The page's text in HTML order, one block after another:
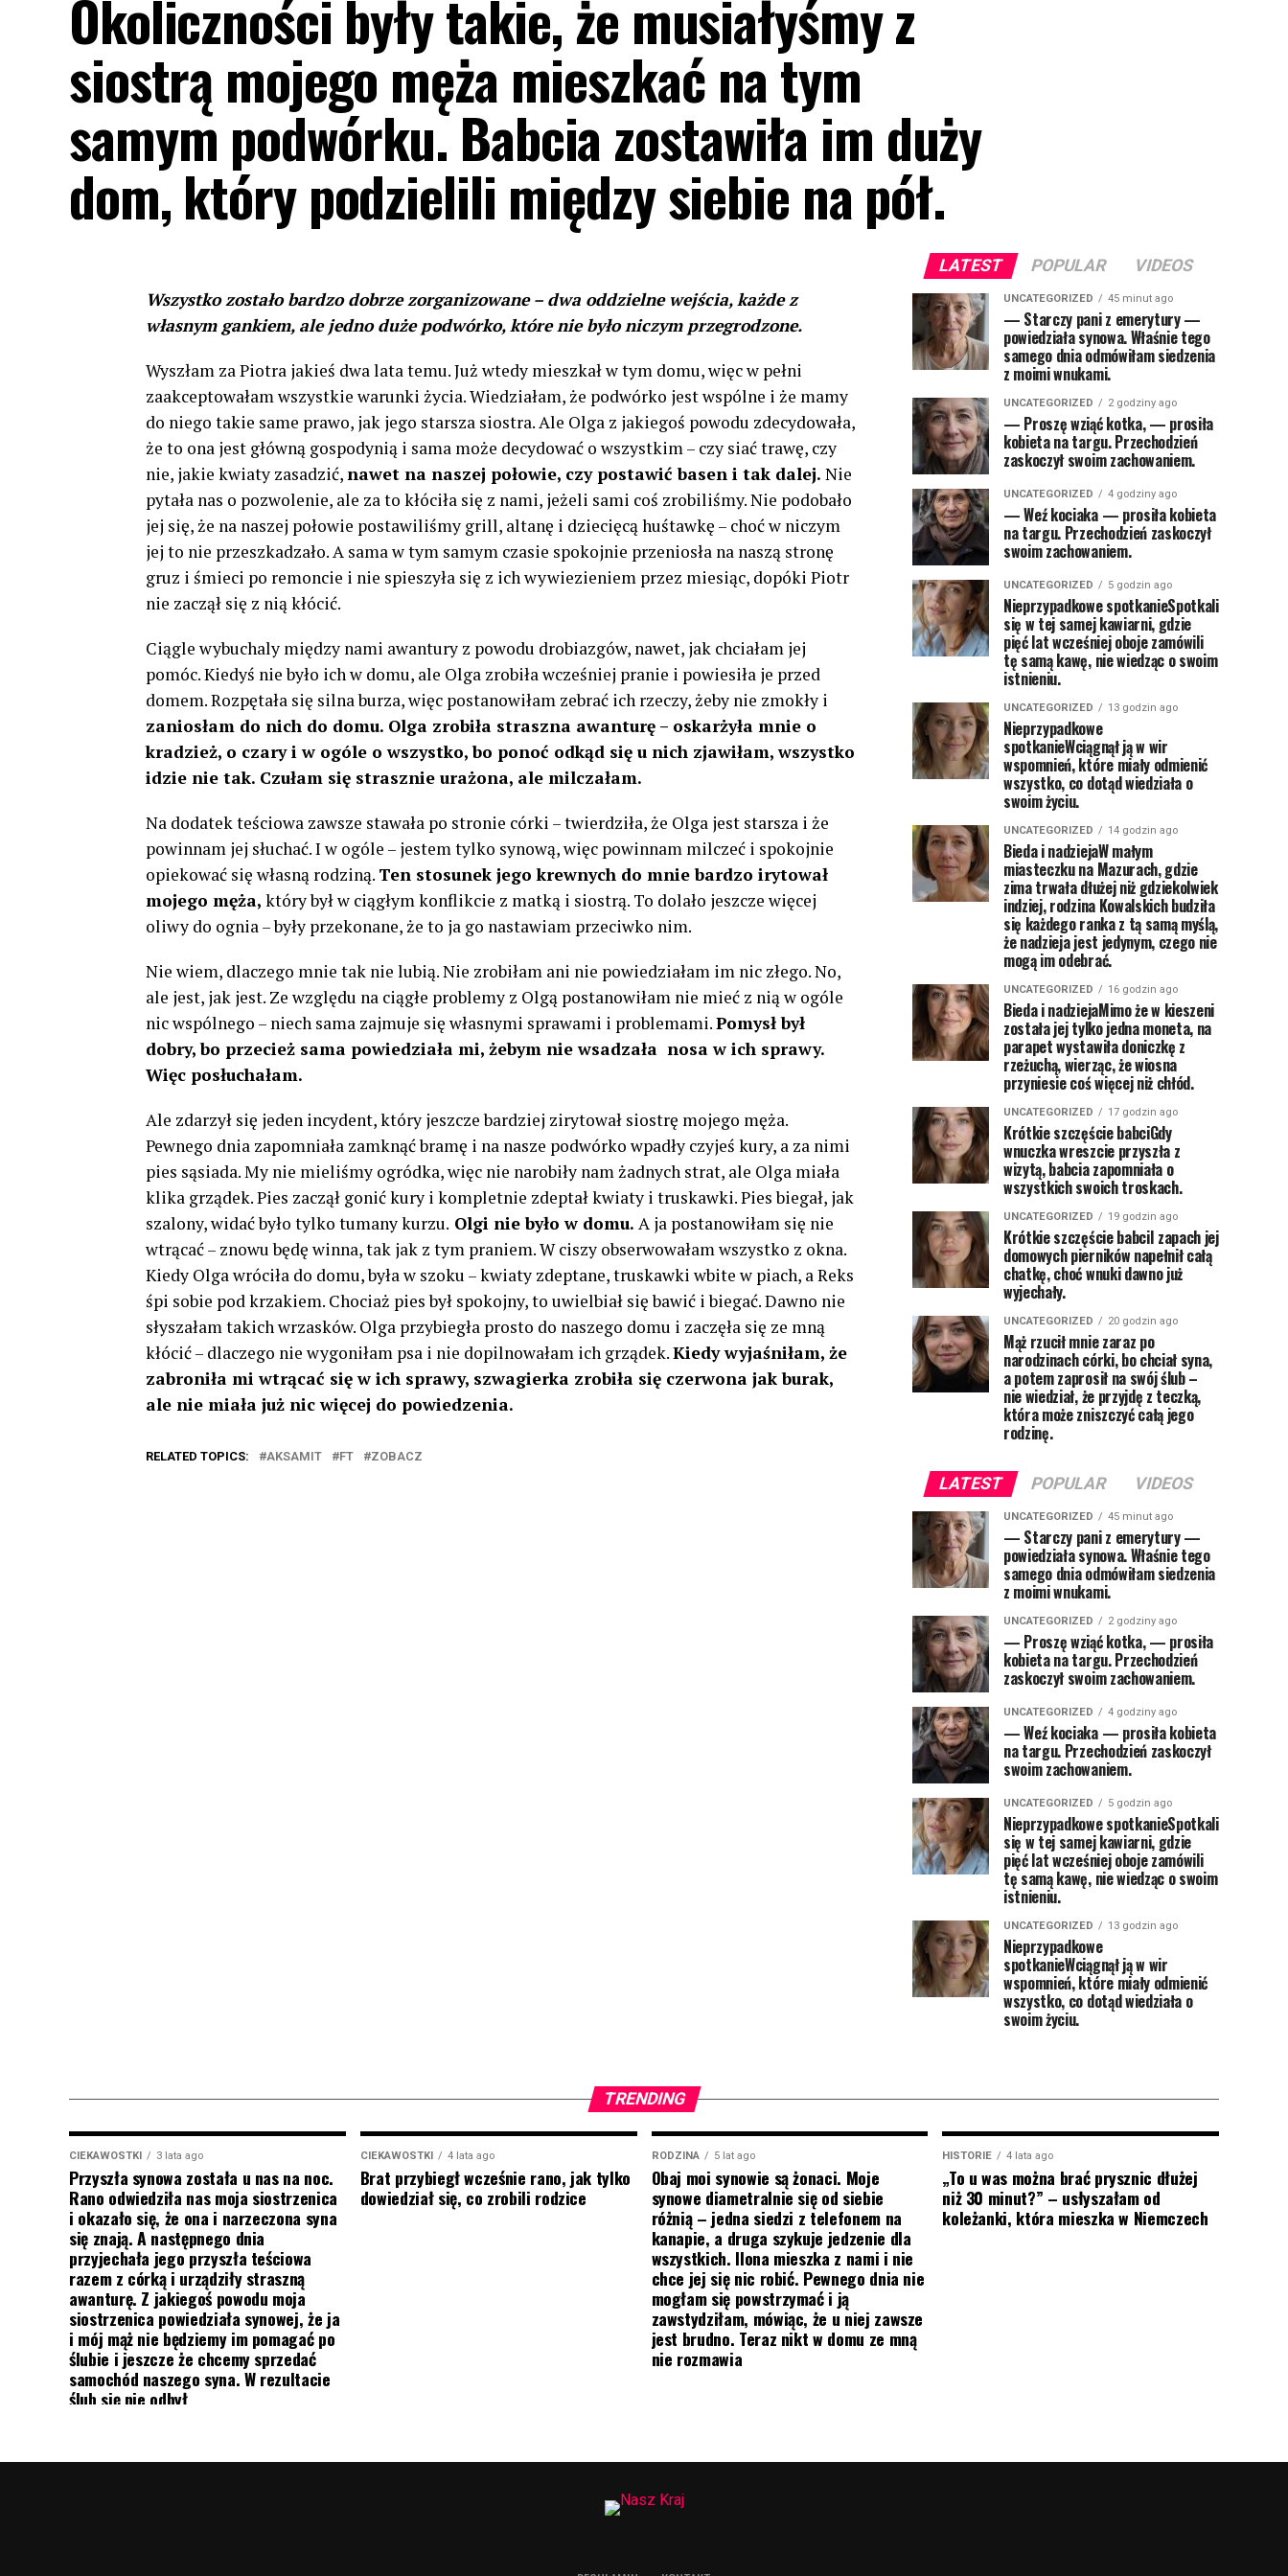
Okoliczności były takie, że musiałyśmy z
siostrą mojego męża mieszkać na tym
samym podwórku. Babcia zostawiła im duży
dom, który podzielili między siebie na pół.
Wszystko zostało bardzo dobrze zorganizowane – dwa oddzielne wejścia, każde z
własnym gankiem, ale jedno duże podwórko, które nie było niczym przegrodzone.
Wyszłam za Piotra jakieś dwa lata temu. Już wtedy mieszkał w tym domu, więc w pełni
zaakceptowałam wszystkie warunki życia. Wiedziałam, że podwórko jest wspólne i że mamy
do niego takie same prawo, jak jego starsza siostra. Ale Olga z jakiegoś powodu zdecydowała,
że to ona ​​jest główną gospodynią i sama może decydować o wszystkim – czy siać trawę, czy
nie, jakie kwiaty zasadzić,nawet na naszej połowie, czy postawić basen i tak dalej. Nie
pytała nas o pozwolenie, ale za to kłóciła się z nami, jeżeli sami coś zrobiliśmy. Nie podobało
jej się, że na naszej połowie postawiliśmy grill, altanę i dziecięcą huśtawkę – choć w niczym
jej to nie przeszkadzało. A sama w tym samym czasie spokojnie przeniosła na naszą stronę
gruz i śmieci po remoncie i nie spieszyła się z ich wywiezieniem przez miesiąc, dopóki Piotr
nie zaczął się z nią kłócić.
Ciągle wybuchaly między nami awantury z powodu drobiazgów, nawet, jak chciałam jej
pomóc. Kiedyś nie było ich w domu, ale Olga zrobiła wcześniej pranie i powiesiła je przed
domem. Rozpętała się silna burza, więc postanowiłam zebrać ich rzeczy, żeby nie zmokły i
zaniosłam do nich do domu. Olga zrobiła straszna awanturę – oskarżyła mnie o
kradzież, o czary i w ogóle o wszystko, bo ponoć odkąd się u nich zjawiłam, wszystko
idzie nie tak. Czułam się strasznie urażona, ale milczałam.
Na dodatek teściowa zawsze stawała po stronie córki – twierdziła, że ​​Olga jest starsza i że
powinnam jej słuchać. I w ogóle – jestem tylko synową, więc powinnam milczeć i spokojnie
opiekować się własną rodziną. Ten stosunek jego krewnych do mnie bardzo irytował
mojego męża, który był w ciągłym konflikcie z matką i siostrą. To dolało jeszcze więcej
oliwy do ognia – były przekonane, że to ja go nastawiam przeciwko nim.
Nie wiem, dlaczego mnie tak nie lubią. Nie zrobiłam ani nie powiedziałam im nic złego. No,
ale jest, jak jest. Ze względu na ciągłe problemy z Olgą postanowiłam nie mieć z nią w ogóle
nic wspólnego – niech sama zajmuje się własnymi sprawami i problemami.Pomysł był
dobry, bo przecież sama powiedziała mi, żebym nie wsadzała nosa w ich sprawy.
Więc posłuchałam.
Ale zdarzył się jeden incydent, który jeszcze bardziej zirytował siostrę mojego męża.
Pewnego dnia zapomniała zamknąć bramę i na nasze podwórko wpadły czyjeś kury, a za nimi
pies sąsiada. My nie mieliśmy ogródka, więc nie narobiły nam żadnych strat, ale Olga miała
klika grządek. Pies zaczął gonić kury i kompletnie zdeptał kwiaty i truskawki. Pies biegał, jak
szalony, widać było tylko tumany kurzu. Olgi nie było w domu. A ja postanowiłam się nie
wtrącać – znowu będę winna, tak jak z tym praniem. W ciszy obserwowałam wszystko z okna.
Kiedy Olga wróciła do domu, była w szoku – kwiaty zdeptane, truskawki wbite w piach, a Reks
śpi sobie pod krzakiem. Chociaż pies był spokojny, to uwielbiał się bawić i biegać. Dawno nie
słyszałam takich wrzasków. Olga przybiegła prosto do naszego domu i zaczęła się ze mną
kłócić – dlaczego nie wygoniłam psa i nie dopilnowałam ich grządek.Kiedy wyjaśniłam, że
zabroniła mi wtrącać się w ich sprawy, szwagierka zrobiła się czerwona jak burak,
ale nie miała już nic więcej do powiedzenia.
RELATED TOPICS: AKSAMIT FT ZOBACZ
LATEST POPULAR VIDEOS
UNCATEGORIZED 45 minut ago
— Starczy pani z emerytury —
powiedziała synowa. Właśnie tego
samego dnia odmówiłam siedzenia
z moimi wnukami.
UNCATEGORIZED 2 godziny ago
— Proszę wziąć kotka, — prosiła
kobieta na targu. Przechodzień
zaskoczył swoim zachowaniem.
UNCATEGORIZED 4 godziny ago
— Weź kociaka — prosiła kobieta
na targu. Przechodzień zaskoczył
swoim zachowaniem.
UNCATEGORIZED 5 godzin ago
Nieprzypadkowe spotkanieSpotkali
się w tej samej kawiarni, gdzie
pięć lat wcześniej oboje zamówili
tę samą kawę, nie wiedząc o swoim
istnieniu.
UNCATEGORIZED 13 godzin ago
Nieprzypadkowe
spotkanieWciągnął ją w wir
wspomnień, które miały odmienić
wszystko, co dotąd wiedziała o
swoim życiu.
UNCATEGORIZED 14 godzin ago
Bieda i nadziejaW małym
miasteczku na Mazurach, gdzie
zima trwała dłużej niż gdziekolwiek
indziej, rodzina Kowalskich budziła
się każdego ranka z tą samą myślą,
że nadzieja jest jedynym, czego nie
mogą im odebrać.
UNCATEGORIZED 16 godzin ago
Bieda i nadziejaMimo że w kieszeni
została jej tylko jedna moneta, na
parapet wystawiła doniczkę z
rzeżuchą, wierząc, że wiosna
przyniesie coś więcej niż chłód.
UNCATEGORIZED 17 godzin ago
Krótkie szczęście babciGdy
wnuczka wreszcie przyszła z
wizytą, babcia zapomniała o
wszystkich swoich troskach.
UNCATEGORIZED 19 godzin ago
Krótkie szczęście babciI zapach jej
domowych pierników napełnił całą
chatkę, choć wnuki dawno już
wyjechały.
UNCATEGORIZED 20 godzin ago
Mąż rzucił mnie zaraz po
narodzinach córki, bo chciał syna,
a potem zaprosił na swój ślub –
nie wiedział, że przyjdę z teczką,
która może zniszczyć całą jego
rodzinę.
LATEST POPULAR VIDEOS
UNCATEGORIZED 45 minut ago
— Starczy pani z emerytury —
powiedziała synowa. Właśnie tego
samego dnia odmówiłam siedzenia
z moimi wnukami.
UNCATEGORIZED 2 godziny ago
— Proszę wziąć kotka, — prosiła
kobieta na targu. Przechodzień
zaskoczył swoim zachowaniem.
UNCATEGORIZED 4 godziny ago
— Weź kociaka — prosiła kobieta
na targu. Przechodzień zaskoczył
swoim zachowaniem.
UNCATEGORIZED 5 godzin ago
Nieprzypadkowe spotkanieSpotkali
się w tej samej kawiarni, gdzie
pięć lat wcześniej oboje zamówili
tę samą kawę, nie wiedząc o swoim
istnieniu.
UNCATEGORIZED 13 godzin ago
Nieprzypadkowe
spotkanieWciągnął ją w wir
wspomnień, które miały odmienić
wszystko, co dotąd wiedziała o
swoim życiu.
TRENDING
CIEKAWOSTKI 3 lata ago
Przyszła synowa została u nas na noc.
Rano odwiedziła nas moja siostrzenica
i okazało się, że ona i narzeczona syna
się znają. A następnego dnia
przyjechała jego przyszła teściowa
razem z córką i urządziły straszną
awanturę. Z jakiegoś powodu moja
siostrzenica powiedziała synowej, że ja
i mój mąż nie będziemy im pomagać po
ślubie i jeszcze że chcemy sprzedać
samochód naszego syna. W rezultacie
ślub się nie odbył
CIEKAWOSTKI 4 lata ago
Brat przybiegł wcześnie rano, jak tylko
dowiedział się, co zrobili rodzice
RODZINA 5 lat ago
Obaj moi synowie są żonaci. Moje
synowe diametralnie się od siebie
różnią – jedna siedzi z telefonem na
kanapie, a druga szykuje jedzenie dla
wszystkich. Ilona mieszka z nami i nie
chce jej się nic robić. Pewnego dnia nie
mogłam się powstrzymać i ją
zawstydziłam, mówiąc, że u niej zawsze
jest brudno. Teraz nikt w domu ze mną
nie rozmawia
HISTORIE 4 lata ago
„To u was można brać prysznic dłużej
niż 30 minut?” – usłyszałam od
koleżanki, która mieszka w Niemczech